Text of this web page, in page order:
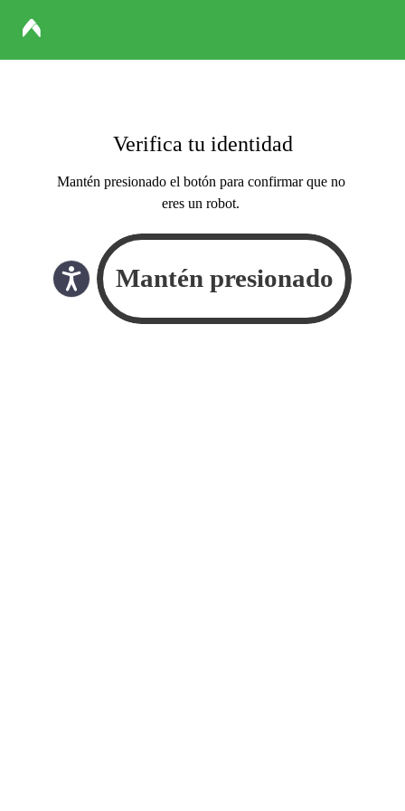
Verifica tu identidad
Mantén presionado el botón para confirmar que no
eres un robot.